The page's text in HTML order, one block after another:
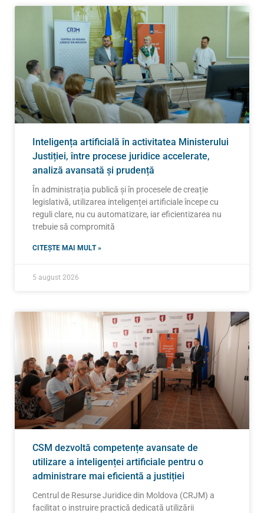
Inteligența artificială în activitatea Ministerului
Justiției, între procese juridice accelerate,
analiză avansată și prudență
În administrația publică și în procesele de creație
legislativă, utilizarea inteligenței artificiale începe cu
reguli clare, nu cu automatizare, iar eficientizarea nu
trebuie să compromită
CITEȘTE MAI MULT »
5 august 2026
CSM dezvoltă competențe avansate de
utilizare a inteligenței artificiale pentru o
administrare mai eficientă a justiției
Centrul de Resurse Juridice din Moldova (CRJM) a
facilitat o instruire practică dedicată utilizării